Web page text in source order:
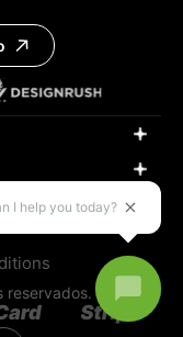
I help you today?
reservados.